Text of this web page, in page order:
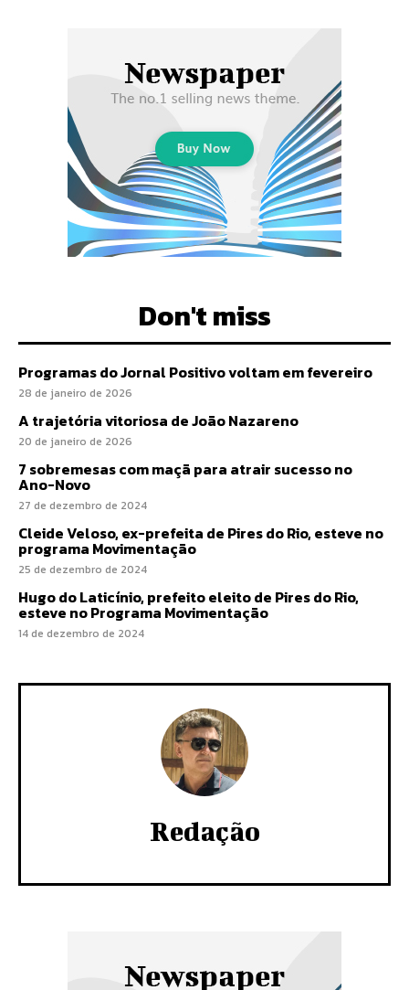
Don't miss
Programas do Jornal Positivo voltam em fevereiro
28 de janeiro de 2026
A trajetória vitoriosa de João Nazareno
20 de janeiro de 2026
7 sobremesas com maçã para atrair sucesso no
Ano-Novo
27 de dezembro de 2024
Cleide Veloso, ex-prefeita de Pires do Rio, esteve no
programa Movimentação
25 de dezembro de 2024
Hugo do Laticínio, prefeito eleito de Pires do Rio,
esteve no Programa Movimentação
14 de dezembro de 2024
Redação